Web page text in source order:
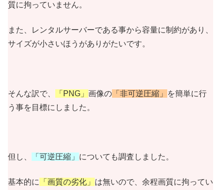
質に拘っていません。
また、レンタルサーバーである事から容量に制約があり、
サイズが小さいほうがありがたいです。
そんな訳で、 「PNG」 画像の 「非可逆圧縮」
を簡単に行
う事を目標にしました。
但し、 「可逆圧縮」 についても調査しました。
基本的に 「画質の劣化」 は無いので、余程画質に拘ってい